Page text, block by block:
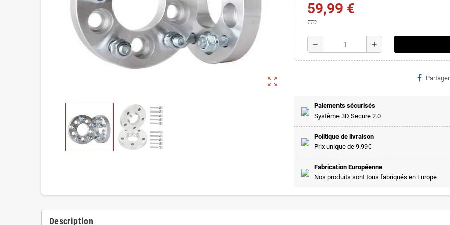
zoom_out_map
59,99 €
TTC
remove add
Partager
Paiements sécurisés
Système 3D Secure 2.0
Politique de livraison
Prix unique de 9.99€
Fabrication Européenne
Nos produits sont tous fabriqués en Europe
Description